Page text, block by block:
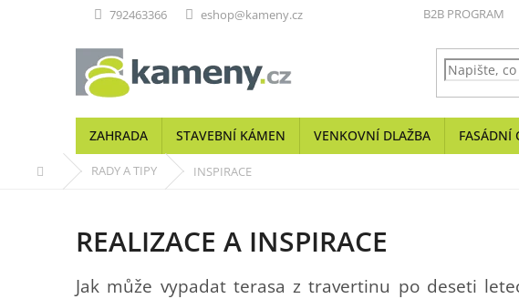
792463366 eshop@kameny.cz B2B PROGRAM
ZAHRADA STAVEBNÍ KÁMEN VENKOVNÍ DLAŽBA FASÁDNÍ
Domů RADY A TIPY INSPIRACE
REALIZACE A INSPIRACE
Jak může vypadat terasa z travertinu po deseti